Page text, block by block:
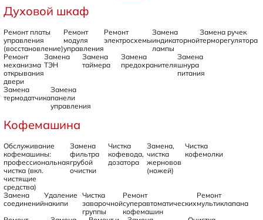
Духовой шкаф
Ремонт платы
управления
(восстановление)
Ремонт
модуля
управления
Ремонт
электросхемы
Замена
индикаторной
лампы
Замена ручек
терморегулятора
Ремонт
механизма
открывания
двери
Замена
ТЭН
Замена
таймера
Замена
предохранителя
Замена
шнура
питания
Замена
термодатчика
Замена
панели
управления
Кофемашина
Обслуживание
кофемашины:
профессиональная
чистка (вкл.
чистящие
средства)
Замена
фильтра
грубой
очистки
Чистка
кофевода,
дозатора
Замена,
чистка
жерновов
(ножей)
Чистка
кофемолки
Замена
соединений
Удаление
накипи
Чистка
заварочной
группы
Ремонт
суперавтоматических
кофемашин
Ремонт
мультиклапана